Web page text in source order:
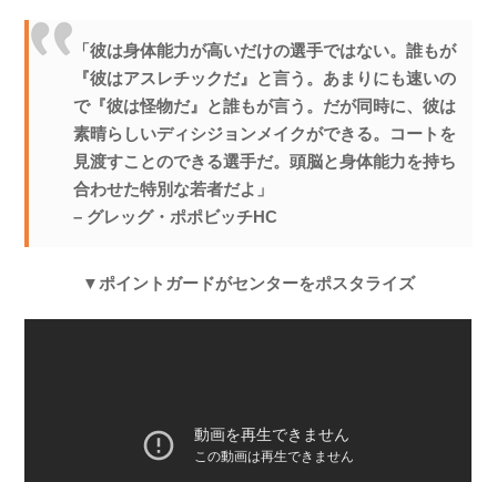
「彼は身体能力が高いだけの選手ではない。誰もが
『彼はアスレチックだ』と言う。あまりにも速いの
で『彼は怪物だ』と誰もが言う。だが同時に、彼は
素晴らしいディシジョンメイクができる。コートを
見渡すことのできる選手だ。頭脳と身体能力を持ち
合わせた特別な若者だよ」
– グレッグ・ポポビッチHC
▼ポイントガードがセンターをポスタライズ